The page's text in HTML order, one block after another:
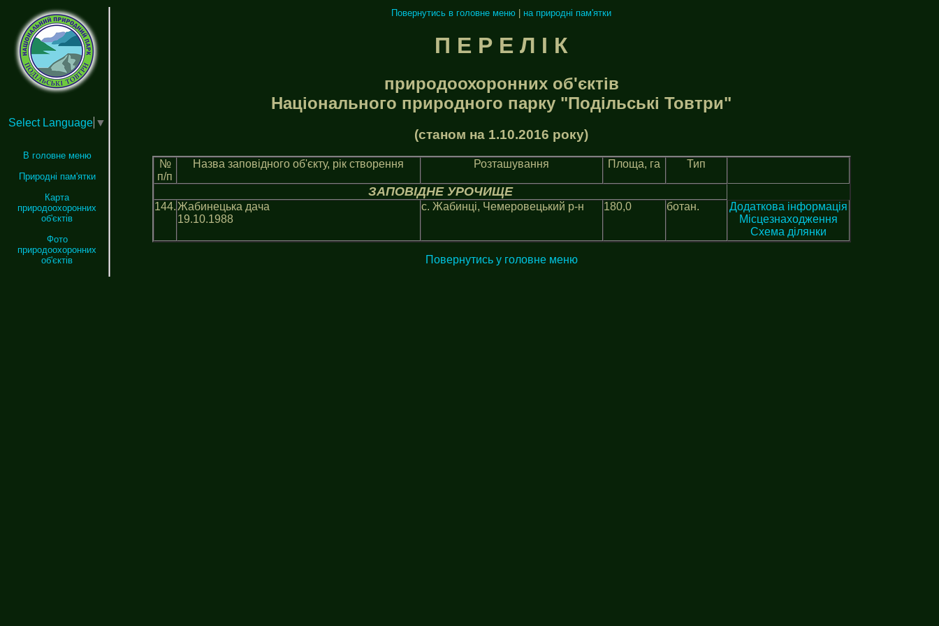
Select Language ▼
В головне меню
Природні пам'ятки
Карта
природоохоронних
об'єктів
Фото
природоохоронних
об'єктів
Повернутись в головне меню на природні пам'ятки
П Е Р Е Л I К
природоохоронних об'єктiв
Нацiонального природного парку "Подiльськi Товтри"
(станом на 1.10.2016 року)
№
п/п
Назва заповiдного об'єкту, рiк створення Розташування Площа, га Тип
ЗАПОВIДНЕ УРОЧИЩЕ
144. Жабинецька дача
19.10.1988
с. Жабинцi, Чемеровецький р-н 180,0 ботан.
Додаткова інформація
Місцезнаходження
Схема ділянки
Повернутись у головне меню